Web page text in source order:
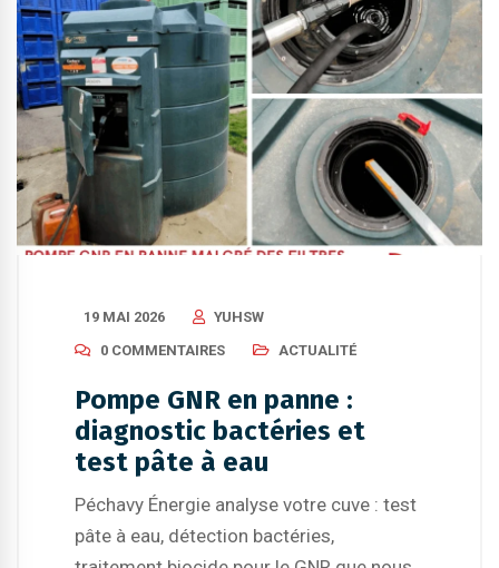
19 MAI 2026
YUHSW
0 COMMENTAIRES
ACTUALITÉ
Pompe GNR en panne :
diagnostic bactéries et
test pâte à eau
Péchavy Énergie analyse votre cuve : test
pâte à eau, détection bactéries,